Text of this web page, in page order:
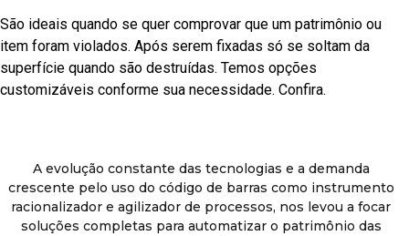
São ideais quando se quer comprovar que um patrimônio ou
item foram violados. Após serem fixadas só se soltam da
superfície quando são destruídas. Temos opções
customizáveis conforme sua necessidade. Confira.
A evolução constante das tecnologias e a demanda
crescente pelo uso do código de barras como instrumento
racionalizador e agilizador de processos, nos levou a focar
soluções completas para automatizar o patrimônio das